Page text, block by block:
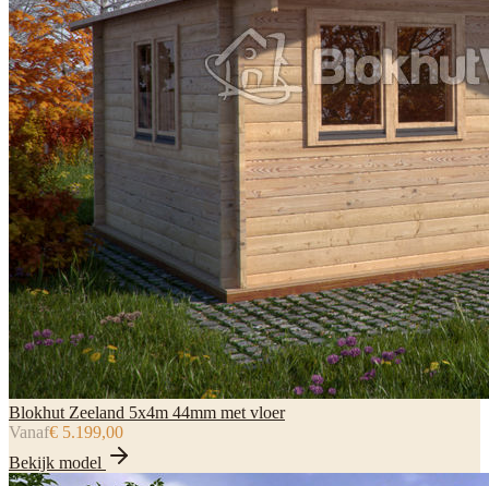
Blokhut Zeeland 5x4m 44mm met vloer
Vanaf€ 5.199,00
Bekijk model